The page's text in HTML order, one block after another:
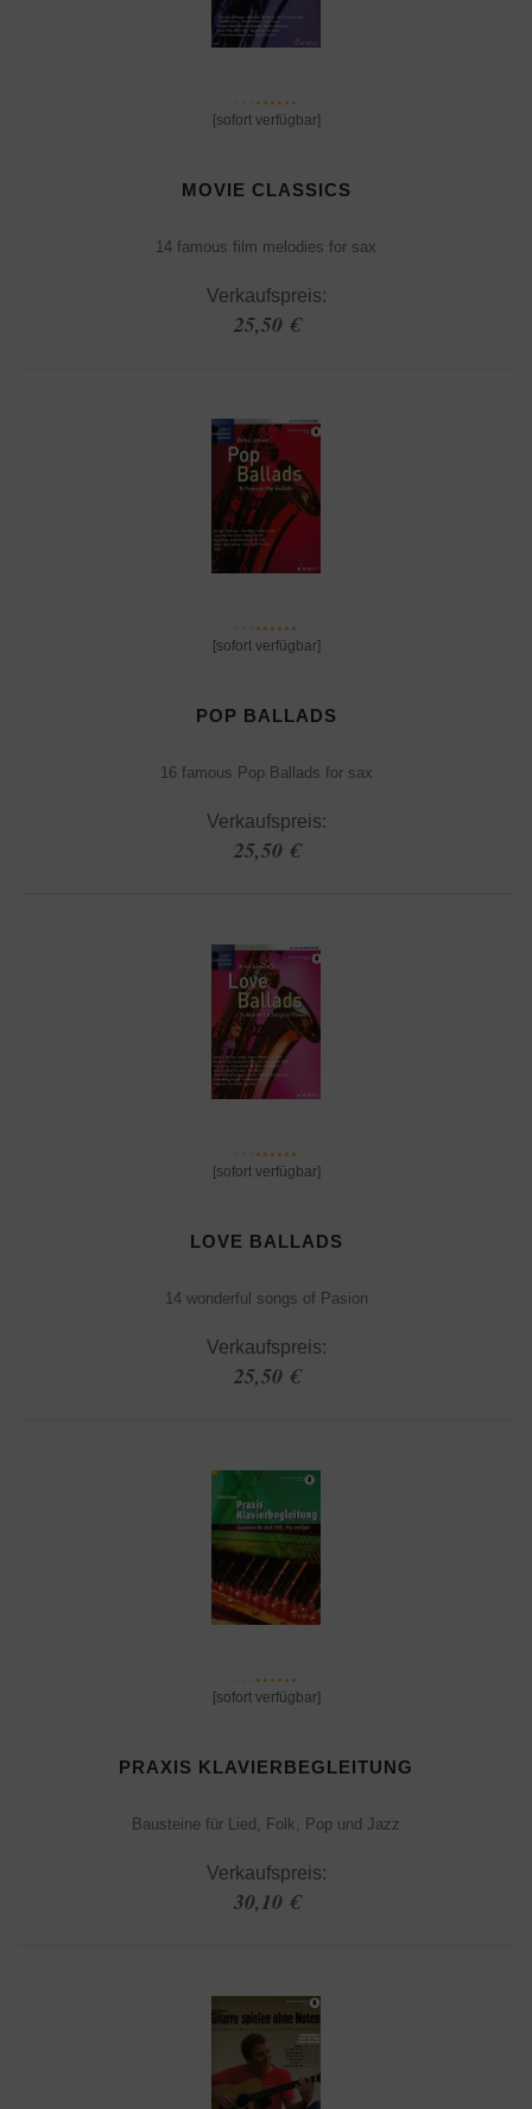
[sofort verfügbar]
MOVIE CLASSICS
14 famous film melodies for sax
Verkaufspreis:
25,50 €
[sofort verfügbar]
POP BALLADS
16 famous Pop Ballads for sax
Verkaufspreis:
25,50 €
[sofort verfügbar]
LOVE BALLADS
14 wonderful songs of Pasion
Verkaufspreis:
25,50 €
[sofort verfügbar]
PRAXIS KLAVIERBEGLEITUNG
Bausteine für Lied, Folk, Pop und Jazz
Verkaufspreis:
30,10 €